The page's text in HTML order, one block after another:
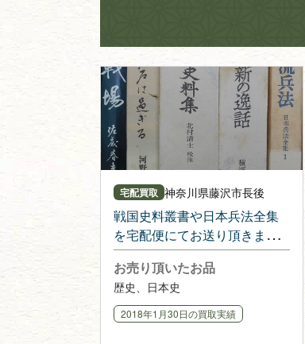
宅配買取 神奈川県藤沢市長後
戦国史料叢書や日本兵法全集
を宅配便にてお送り頂きまし
た
お売り頂いたお品
歴史、日本史
2018年1月30日の買取実績